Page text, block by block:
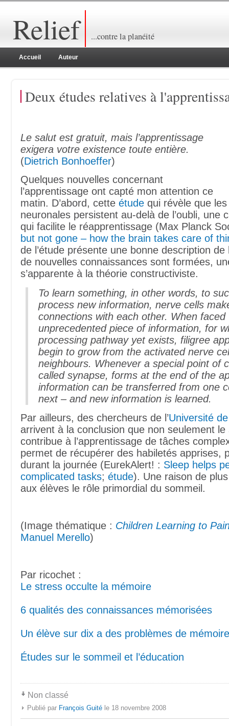
Relief ...contre la planéité
Accueil Auteur
Deux études relatives à
Le salut est gratuit, mais l’apprentissage
exigera votre existence toute entière.
(Dietrich Bonhoeffer)
Quelques nouvelles concernant
l’apprentissage ont capté mon attention ce
matin. D’abord, cette étude qui révèle que
neuronales persistent au-delà de l’oubli, une
qui facilite le réapprentissage (Max Planck
but not gone – how the brain takes care of
de l’étude présente une bonne description
de nouvelles connaissances sont formées,
s’apparente à la théorie constructiviste.
To learn something, in other words, to
process new information, nerve cells
connections with each other. When faced
unprecedented piece of information, for
processing pathway yet exists, filigree
begin to grow from the activated nerve
neighbours. Whenever a special point of
called synapse, forms at the end of the
information can be transferred from one
next – and new information is learned.
Par ailleurs, des chercheurs de l’Université
arrivent à la conclusion que non seulement le
contribue à l’apprentissage de tâches
permet de récupérer des habiletés apprises,
durant la journée (EurekAlert! : Sleep helps
complicated tasks; étude). Une raison de
aux élèves le rôle primordial du sommeil.
(Image thématique : Children Learning to
Manuel Merello)
Par ricochet :
Le stress occulte la mémoire
6 qualités des connaissances mémorisées
Un élève sur dix a des problèmes de
Études sur le sommeil et l’éducation
Non classé
Publié par François Guité le 18 novembre 2008